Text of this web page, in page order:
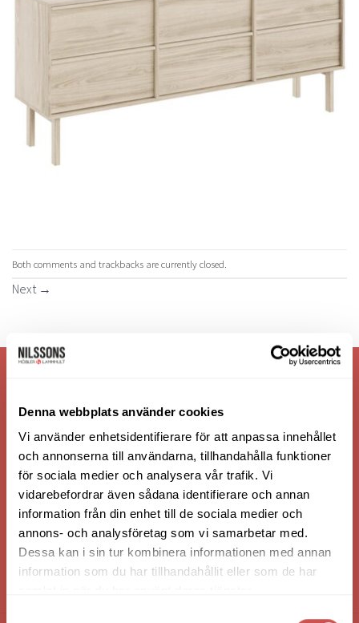
Denna webbplats använder cookies
Vi använder enhetsidentifierare för att anpassa innehållet
och annonserna till användarna, tillhandahålla funktioner
för sociala medier och analysera vår trafik. Vi
vidarebefordrar även sådana identifierare och annan
information från din enhet till de sociala medier och
annons- och analysföretag som vi samarbetar med.
Dessa kan i sin tur kombinera informationen med annan
information som du har tillhandahållit eller som de har
Both comments and trackbacks are currently closed.
Next →